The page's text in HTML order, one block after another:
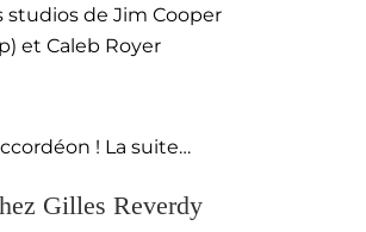
studios de Jim Cooper
et Caleb Royer
! La suite…
Gilles Reverdy